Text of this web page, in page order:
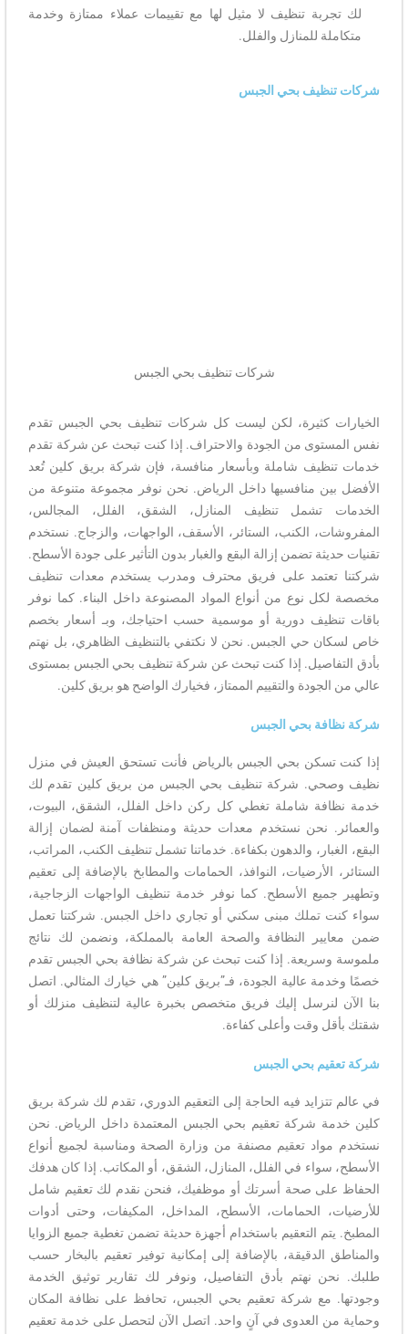
لك تجربة تنظيف لا مثيل لها مع تقييمات عملاء ممتازة وخدمة
متكاملة للمنازل والفلل.
شركات تنظيف بحي الجبس
شركات تنظيف بحي الجبس
الخيارات كثيرة، لكن ليست كل شركات تنظيف بحي الجبس تقدم
نفس المستوى من الجودة والاحتراف. إذا كنت تبحث عن شركة تقدم
خدمات تنظيف شاملة وبأسعار منافسة، فإن شركة بريق كلين تُعد
الأفضل بين منافسيها داخل الرياض. نحن نوفر مجموعة متنوعة من
الخدمات تشمل تنظيف المنازل، الشقق، الفلل، المجالس،
المفروشات، الكنب، الستائر، الأسقف، الواجهات، والزجاج. نستخدم
تقنيات حديثة تضمن إزالة البقع والغبار بدون التأثير على جودة الأسطح.
شركتنا تعتمد على فريق محترف ومدرب يستخدم معدات تنظيف
مخصصة لكل نوع من أنواع المواد المصنوعة داخل البناء. كما نوفر
باقات تنظيف دورية أو موسمية حسب احتياجك، وبـ أسعار بخصم
خاص لسكان حي الجبس. نحن لا نكتفي بالتنظيف الظاهري، بل نهتم
بأدق التفاصيل. إذا كنت تبحث عن شركة تنظيف بحي الجبس بمستوى
عالي من الجودة والتقييم الممتاز، فخيارك الواضح هو بريق كلين.
شركة نظافة بحي الجبس
إذا كنت تسكن بحي الجبس بالرياض فأنت تستحق العيش في منزل
نظيف وصحي. شركة تنظيف بحي الجبس من بريق كلين تقدم لك
خدمة نظافة شاملة تغطي كل ركن داخل الفلل، الشقق، البيوت،
والعمائر. نحن نستخدم معدات حديثة ومنظفات آمنة لضمان إزالة
البقع، الغبار، والدهون بكفاءة. خدماتنا تشمل تنظيف الكنب، المراتب،
الستائر، الأرضيات، النوافذ، الحمامات والمطابخ بالإضافة إلى تعقيم
وتطهير جميع الأسطح. كما نوفر خدمة تنظيف الواجهات الزجاجية،
سواء كنت تملك مبنى سكني أو تجاري داخل الجبس. شركتنا تعمل
ضمن معايير النظافة والصحة العامة بالمملكة، ونضمن لك نتائج
ملموسة وسريعة. إذا كنت تبحث عن شركة نظافة بحي الجبس تقدم
خصمًا وخدمة عالية الجودة، فـ”بريق كلين” هي خيارك المثالي. اتصل
بنا الآن لنرسل إليك فريق متخصص بخبرة عالية لتنظيف منزلك أو
شقتك بأقل وقت وأعلى كفاءة.
شركة تعقيم بحي الجبس
في عالم تتزايد فيه الحاجة إلى التعقيم الدوري، تقدم لك شركة بريق
كلين خدمة شركة تعقيم بحي الجبس المعتمدة داخل الرياض. نحن
نستخدم مواد تعقيم مصنفة من وزارة الصحة ومناسبة لجميع أنواع
الأسطح، سواء في الفلل، المنازل، الشقق، أو المكاتب. إذا كان هدفك
الحفاظ على صحة أسرتك أو موظفيك، فنحن نقدم لك تعقيم شامل
للأرضيات، الحمامات، الأسطح، المداخل، المكيفات، وحتى أدوات
المطبخ. يتم التعقيم باستخدام أجهزة حديثة تضمن تغطية جميع الزوايا
والمناطق الدقيقة، بالإضافة إلى إمكانية توفير تعقيم بالبخار حسب
طلبك. نحن نهتم بأدق التفاصيل، ونوفر لك تقارير توثيق الخدمة
وجودتها. مع شركة تعقيم بحي الجبس، تحافظ على نظافة المكان
وحماية من العدوى في آنٍ واحد. اتصل الآن لتحصل على خدمة تعقيم